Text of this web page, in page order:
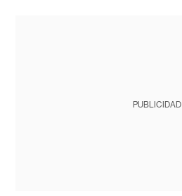
PUBLICIDAD